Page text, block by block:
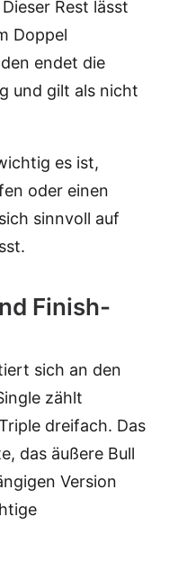
Rest lässt
Doppel
endet die
und gilt als nicht
es ist,
oder einen
sinnvoll auf
Finish-
sich an den
zählt
dreifach. Das
das äußere Bull
Version